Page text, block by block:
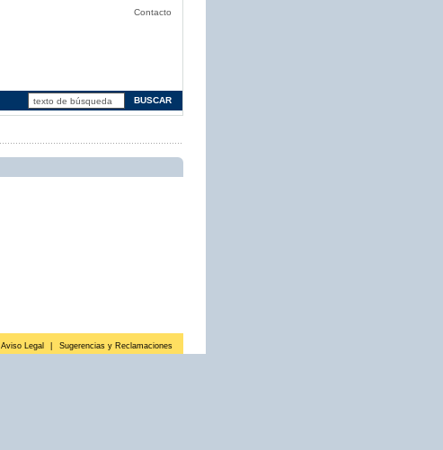
Contacto
Aviso Legal Sugerencias y Reclamaciones